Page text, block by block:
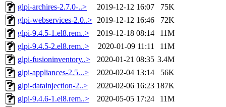
glpi-archires-2.7.0-..>
2019-12-12 16:07
75K
glpi-webservices-2.0..> 2019-12-12 16:46
72K
glpi-9.4.5-1.el8.rem..>
2019-12-18 08:14
11M
glpi-9.4.5-2.el8.rem..>
2020-01-09 11:11
11M
glpi-fusioninventory..>
2020-01-21 08:35 3.4M
glpi-appliances-2.5...>
2020-02-04 13:14
56K
glpi-datainjection-2..>
2020-02-06 16:23 187K
glpi-9.4.6-1.el8.rem..>
2020-05-05 17:24
11M